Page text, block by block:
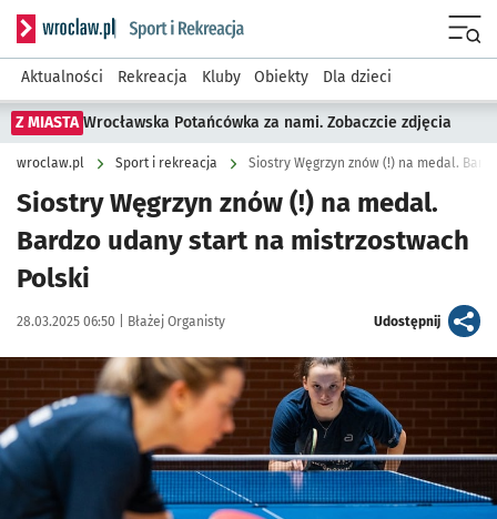
Serwis informacyjny wroclaw.pl podserwis: Sport i rekreacja
Aktualności Rekreacja Kluby Obiekty Dla dzieci
Z MIASTA Wrocławska Potańcówka za nami. Zobaczcie zdjęcia
wroclaw.pl Sport i rekreacja Siostry Węgrzyn znów (!) na medal.
Siostry Węgrzyn znów (!) na medal.
Bardzo udany start na mistrzostwach
Polski
Data publikacji:
28.03.2025 06:50 | Autor:
Błażej Organisty Udostępnijartykuł
Kliknij, aby zobaczyć galerię